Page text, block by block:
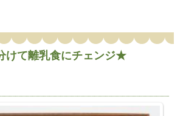
けて離乳食にチェンジ★